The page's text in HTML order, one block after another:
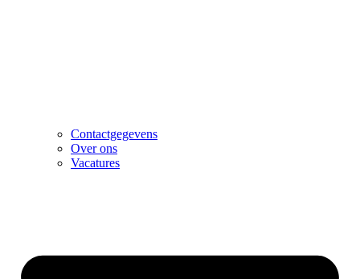
Contactgegevens
Over ons
Vacatures